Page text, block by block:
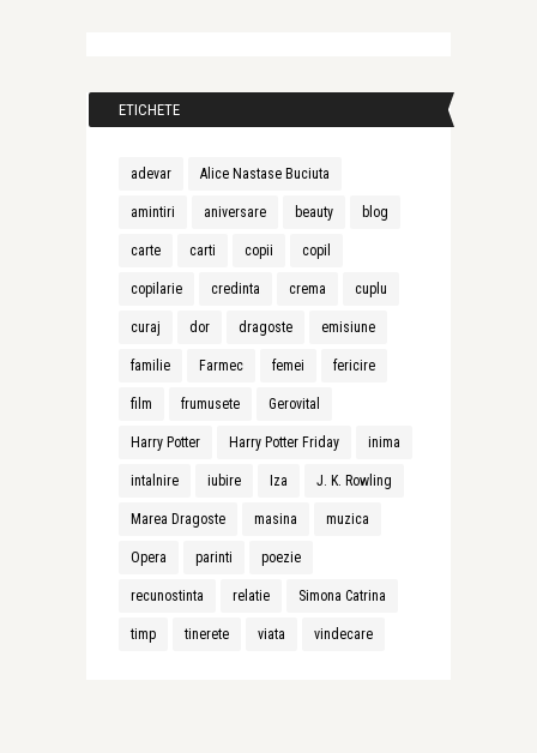
ETICHETE
adevar Alice Nastase Buciuta
amintiri aniversare beauty blog
carte carti copii copil
copilarie credinta crema cuplu
curaj dor dragoste emisiune
familie Farmec femei fericire
film frumusete Gerovital
Harry Potter Harry Potter Friday inima
intalnire iubire Iza J. K. Rowling
Marea Dragoste masina muzica
Opera parinti poezie
recunostinta relatie Simona Catrina
timp tinerete viata vindecare